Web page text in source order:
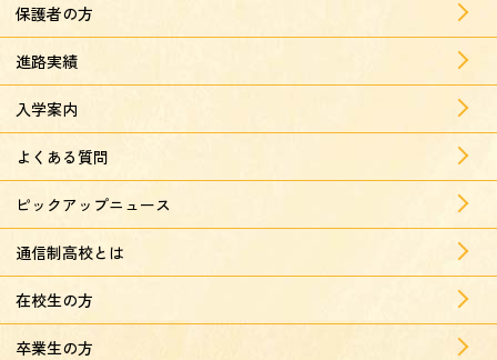
保護者の方
進路実績
入学案内
よくある質問
ピックアップニュース
通信制高校とは
在校生の方
卒業生の方